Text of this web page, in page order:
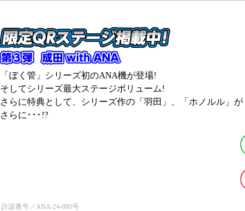
「ぼく管」シリーズ初のANA機が登場!
そしてシリーズ最大ステージボリューム!
さらに特典として、シリーズ作の「羽田」、「ホノルル」
さらに･･･!?
許諾番号／ANA-24-080号